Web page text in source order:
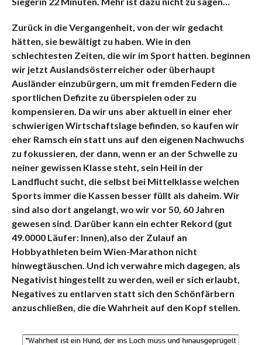
Zurück in die Vergangenheit, von der wir gedacht
hätten, sie bewältigt zu haben. Wie in den
schlechtesten Zeiten, die wir im Sport hatten. beginnen
wir jetzt Auslandsösterreicher oder überhaupt
Ausländer einzubürgern, um mit fremden Federn die
sportlichen Defizite zu überspielen oder zu
kompensieren. Da wir uns aber aktuell in einer eher
schwierigen Wirtschaftslage befinden, so kaufen wir
eher Ramsch ein statt uns auf den eigenen Nachwuchs
zu fokussieren, der dann, wenn er an der Schwelle zu
neiner gewissen Klasse steht, sein Heil in der
Landflucht sucht, die selbst bei Mittelklasse welchen
Sports immer die Kassen besser füllt als daheim. Wir
sind also dort angelangt, wo wir vor 50, 60 Jahren
gewesen sind. Darüber kann ein echter Rekord (gut
49.0000 Läufer: Innen),also der Zulauf an
Hobbyathleten beim Wien-Marathon nicht
hinwegtäuschen. Und ich verwahre mich dagegen, als
Negativist hingestellt zu werden, weil er sich erlaubt,
Negatives zu entlarven statt sich den Schönfärbern
anzuschließen, die die Wahrheit auf den Kopf stellen.